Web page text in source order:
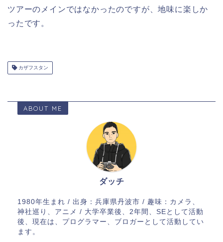
ツアーのメインではなかったのですが、地味に楽しか
ったです。
カザフスタン
ABOUT ME
ダッチ
1980年生まれ / 出身：兵庫県丹波市 / 趣味：カメラ、
神社巡り、アニメ / 大学卒業後、2年間、SEとして活動
後、現在は、プログラマー、ブロガーとして活動してい
ます。